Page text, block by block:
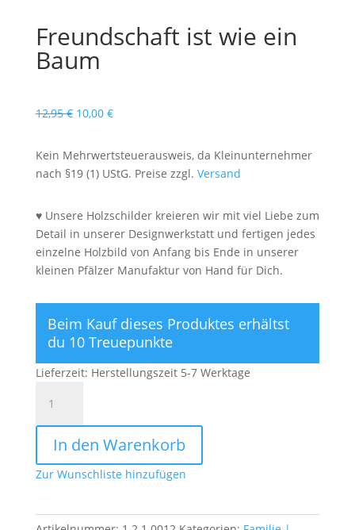
Freundschaft ist wie ein
Baum
12,95€ Ursprünglicher
war:
12,95 €
10,00 €Aktueller
ist:
10,00 €.
Kein Mehrwertsteuerausweis, da Kleinunternehmer
nach §19 (1) UStG. Preise zzgl. Versand
♥ Unsere Holzschilder kreieren wir mit viel Liebe zum
Detail in unserer Designwerkstatt und fertigen jedes
einzelne Holzbild von Anfang bis Ende in unserer
kleinen Pfälzer Manufaktur von Hand für Dich.
Beim Kauf dieses Produktes erhältst
du 10 Treuepunkte
Lieferzeit: Herstellungszeit 5-7 Werktage
wie
Baum
Menge
In den Warenkorb
Zur Wunschliste hinzufügen